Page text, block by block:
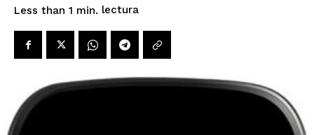
Less than 1 min. lectura